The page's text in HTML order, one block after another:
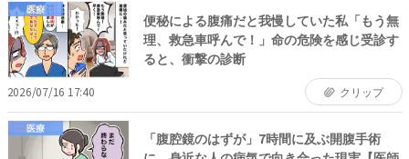
医療
便秘による腹痛だと我慢していた私「もう無
理、救急車呼んで！」命の危険を感じ受診す
ると、衝撃の診断
2026/07/16 17:40 クリップ
医療
「腹腔鏡のはずが」7時間に及ぶ開腹手術